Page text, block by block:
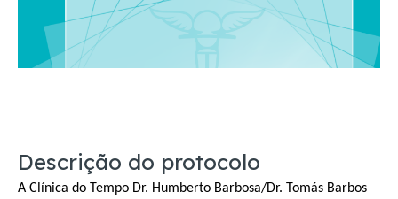
Descrição do protocolo
A Clínica do Tempo Dr. Humberto Barbosa/Dr. Tomás Barbos